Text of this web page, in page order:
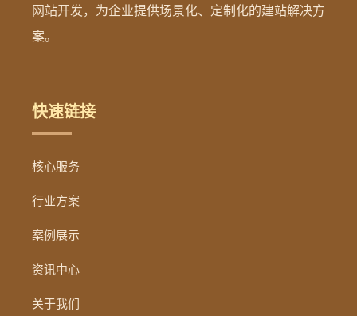
网站开发，为企业提供场景化、定制化的建站解决方
案。
快速链接
核心服务
行业方案
案例展示
资讯中心
关于我们